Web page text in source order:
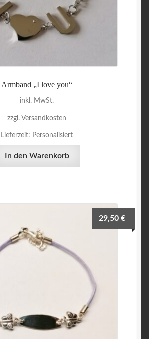
Armband „I love you“
inkl. MwSt.
zzgl. Versandkosten
Lieferzeit: Personalisiert
In den Warenkorb
29,50€